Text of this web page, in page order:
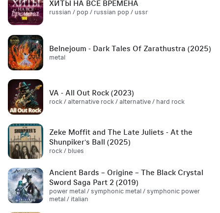
ХИТЫ НА ВСЕ ВРЕМЕНА
russian / pop / russian pop / ussr
Belnejoum - Dark Tales Of Zarathustra (2025)
metal
VA - All Out Rock (2023)
rock / alternative rock / alternative / hard rock
Zeke Moffit and The Late Juliets - At the
Shunpiker's Ball (2025)
rock / blues
Ancient Bards – Origine – The Black Crystal
Sword Saga Part 2 (2019)
power metal / symphonic metal / symphonic power
metal / italian